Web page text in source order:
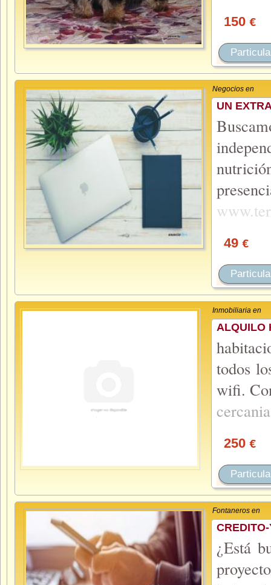
150 €
Negocios en
UN
49 €
Inmobiliaria en
ALQUILO
todos
wifi.
250 €
Fontaneros en
¿Está